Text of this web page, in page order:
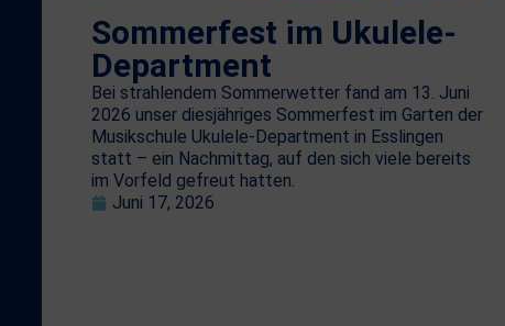
Sommerfest im Ukulele-
Department
Bei strahlendem Sommerwetter fand am 13. Juni
2026 unser diesjähriges Sommerfest im Garten der
Musikschule Ukulele-Department in Esslingen
statt – ein Nachmittag, auf den sich viele bereits
im Vorfeld gefreut hatten.
Juni 17, 2026